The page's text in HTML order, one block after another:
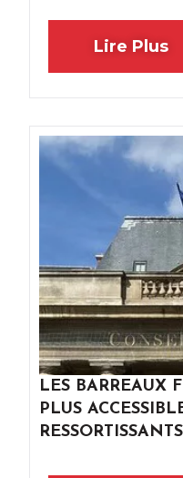
Lire Plus
LES BARREAUX
PLUS